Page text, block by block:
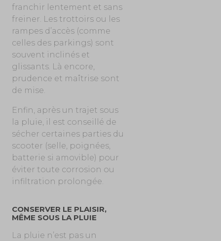
franchir lentement et sans
freiner. Les trottoirs ou les
rampes d’accès (comme
celles des parkings) sont
souvent inclinés et
glissants. Là encore,
prudence et maîtrise sont
de mise.
Enfin, après un trajet sous
la pluie, il est conseillé de
sécher certaines parties du
scooter (selle, poignées,
batterie si amovible) pour
éviter toute corrosion ou
infiltration prolongée.
CONSERVER LE PLAISIR,
MÊME SOUS LA PLUIE
La pluie n’est pas un